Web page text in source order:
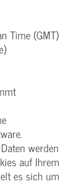
Time (GMT)
werden
auf Ihrem
es sich um